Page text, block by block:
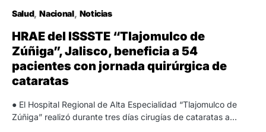
Salud Nacional Noticias
HRAE del ISSSTE “Tlajomulco de
Zúñiga”, Jalisco, beneficia a 54
pacientes con jornada quirúrgica de
cataratas
● El Hospital Regional de Alta Especialidad “Tlajomulco de
Zúñiga” realizó durante tres días cirugías de cataratas a…